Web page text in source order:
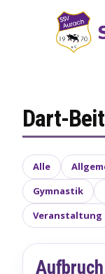
Dart-
Alle
Gymnastik
Veranstaltung